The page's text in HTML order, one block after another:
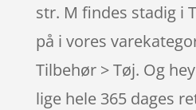
str. M findes stadig i
på i vores
Tilbehør > Tøj. Og
lige hele 365 dages